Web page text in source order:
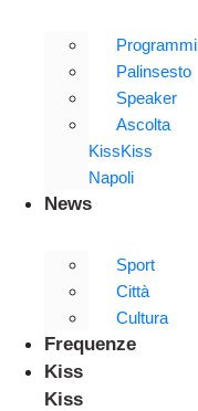
Programmi
Palinsesto
Speaker
Ascolta
KissKiss
Napoli
News
Sport
Città
Cultura
Frequenze
Kiss
Kiss